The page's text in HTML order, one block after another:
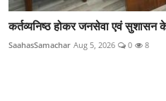
कर्तव्यनिष्ठ होकर जनसेवा एवं सुशासन
SaahasSamachar Aug 5, 2026 0 8